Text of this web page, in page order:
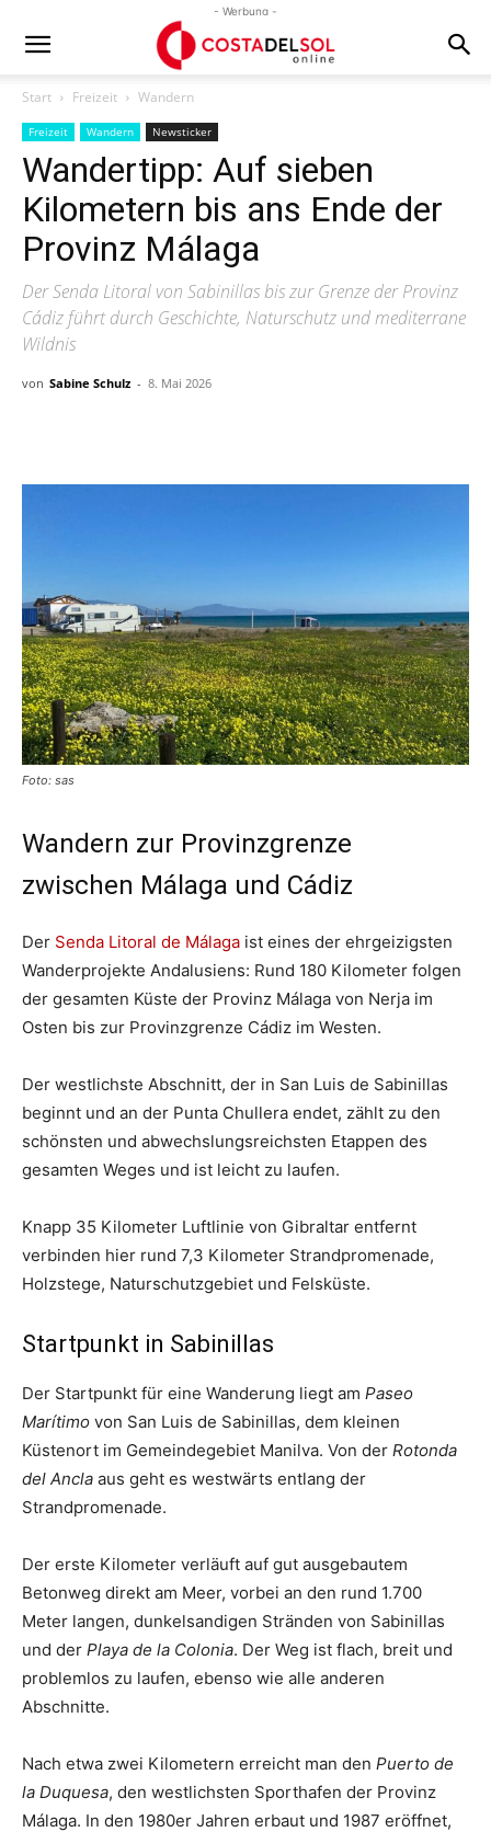
- Werbung -
Start Freizeit Wandern
Freizeit Wandern Newsticker
Wandertipp: Auf sieben
Kilometern bis ans Ende der
Provinz Málaga
Der Senda Litoral von Sabinillas bis zur Grenze der Provinz
Cádiz führt durch Geschichte, Naturschutz und mediterrane
Wildnis
von Sabine Schulz - 8. Mai 2026
Foto: sas
Wandern zur Provinzgrenze
zwischen Málaga und Cádiz
Der Senda Litoral de Málaga ist eines der ehrgeizigsten
Wanderprojekte Andalusiens: Rund 180 Kilometer folgen
der gesamten Küste der Provinz Málaga von Nerja im
Osten bis zur Provinzgrenze Cádiz im Westen.
Der westlichste Abschnitt, der in San Luis de Sabinillas
beginnt und an der Punta Chullera endet, zählt zu den
schönsten und abwechslungsreichsten Etappen des
gesamten Weges und ist leicht zu laufen.
Knapp 35 Kilometer Luftlinie von Gibraltar entfernt
verbinden hier rund 7,3 Kilometer Strandpromenade,
Holzstege, Naturschutzgebiet und Felsküste.
Startpunkt in Sabinillas
Der Startpunkt für eine Wanderung liegt am Paseo
Marítimo von San Luis de Sabinillas, dem kleinen
Küstenort im Gemeindegebiet Manilva. Von der Rotonda
del Ancla aus geht es westwärts entlang der
Strandpromenade.
Der erste Kilometer verläuft auf gut ausgebautem
Betonweg direkt am Meer, vorbei an den rund 1.700
Meter langen, dunkelsandigen Stränden von Sabinillas
und der Playa de la Colonia. Der Weg ist flach, breit und
problemlos zu laufen, ebenso wie alle anderen
Abschnitte.
Nach etwa zwei Kilometern erreicht man den Puerto de
la Duquesa, den westlichsten Sporthafen der Provinz
Málaga. In den 1980er Jahren erbaut und 1987 eröffnet,